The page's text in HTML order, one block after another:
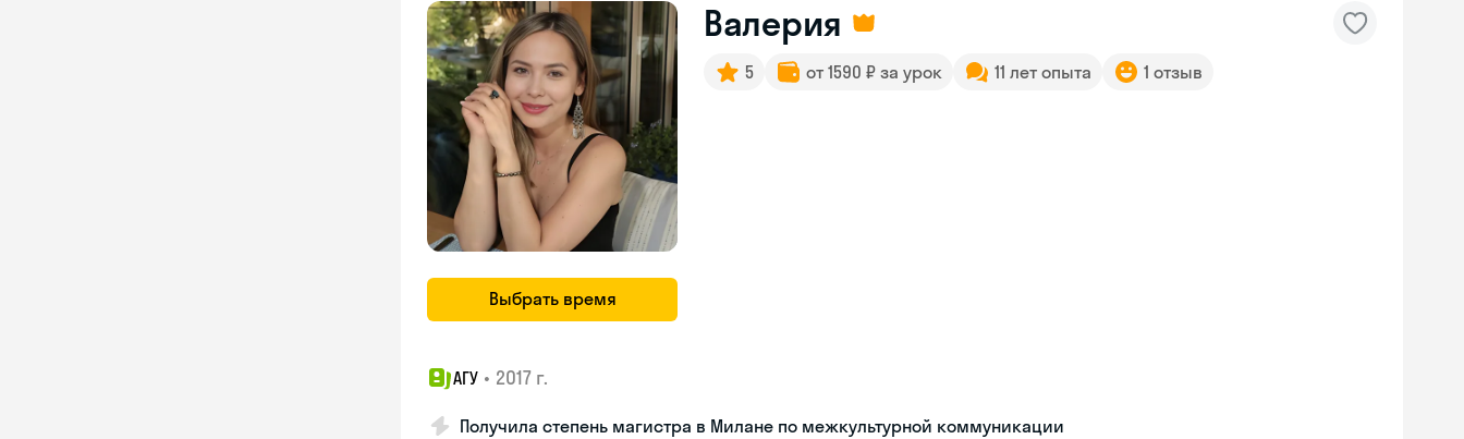
Выбрать время
Валерия
5 от 1590 ₽ за урок 11 лет опыта 1 отзыв
АГУ • 2017 г.
Получила степень магистра в Милане по межкультурной коммуникации